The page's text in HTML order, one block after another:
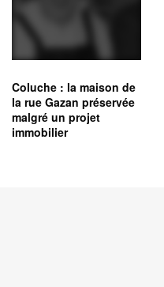
Coluche : la maison de
la rue Gazan préservée
malgré un projet
immobilier